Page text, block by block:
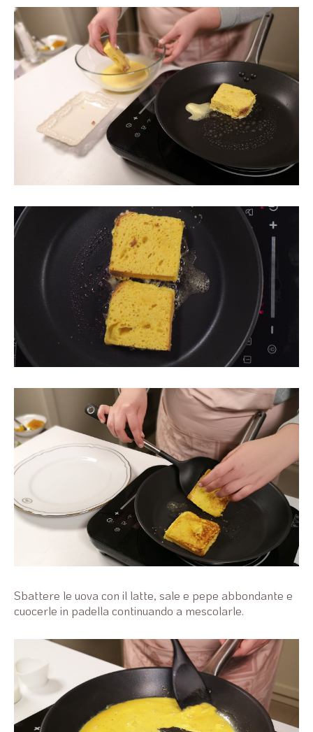
Sbattere le uova con il latte, sale e pepe abbondante e
cuocerle in padella continuando a mescolarle.